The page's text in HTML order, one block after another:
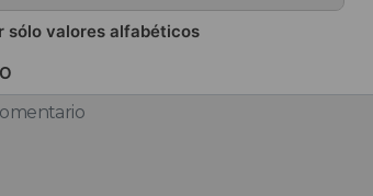
sólo valores alfabéticos